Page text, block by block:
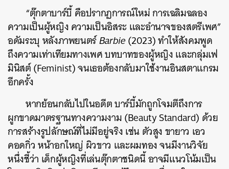
“ตุ๊กตาบาร์บี้ คือปรากฏการณ์ใหม่ การเฉลิมฉลอง
ความเป็นผู้หญิง ความเป็นอิสระ และอำนาจของสตรีเพศ”
อดัมระบุ หลังภาพยนตร์Barbie(2023) ทำให้สังคมพูด
ถึงความเท่าเทียมทางเพศ บทบาทของผู้หญิง และกลุ่มเฟ
มินิสต์ (Feminist) จนเธอต้องกลับมาใช้งานอินสตาแกรม
อีกครั้ง
หากย้อนกลับไปในอดีต บาร์บี้มักถูกโจมตีถึงการ
ผูกขาดมาตรฐานทางความงาม (Beauty Standard) ด้วย
การสร้างรูปลักษณ์ที่ไม่มีอยู่จริง เช่น ตัวสูง ขายาว เอว
คอดกิ่ว หน้าอกใหญ่ ผิวขาว และผมทอง จนมีงานวิจัย
หนึ่งชี้ว่า เด็กผู้หญิงที่เล่นตุ๊กตาชนิดนี้ อาจมีแนวโน้มเป็น
ค้นหา
SHARE TWEET LINE EMAIL